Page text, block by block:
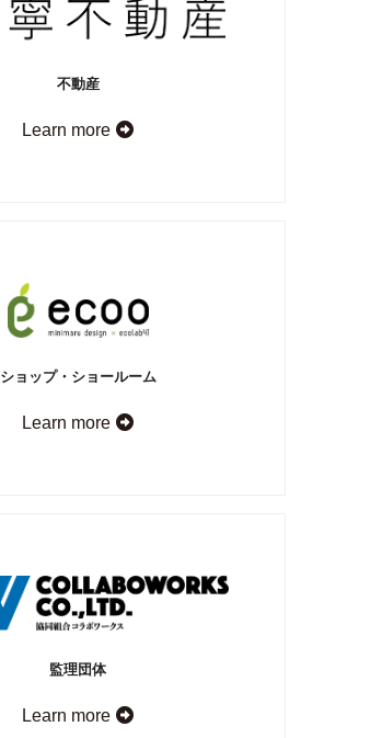
不動産
Learn more
ショップ・ショールーム
Learn more
監理団体
Learn more